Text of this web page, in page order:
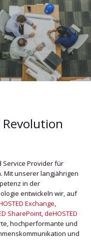
Revolution
Service Provider für
Mit unserer langjährigen
in der
entwickeln wir, auf
Exchange,
SharePoint,deHOSTED
hochperformante und
und